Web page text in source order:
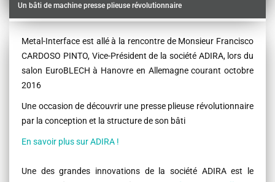
Un bâti de machine presse plieuse révolutionnaire
Contenu
Metal-Interface est allé à la rencontre de Monsieur Francisco
CARDOSO PINTO, Vice-Président de la société ADIRA, lors du
salon EuroBLECH à Hanovre en Allemagne courant octobre
2016
Une occasion de découvrir une presse plieuse révolutionnaire
par la conception et la structure de son bâti
En savoir plus sur ADIRA !
Une des grandes innovations de la société ADIRA est le